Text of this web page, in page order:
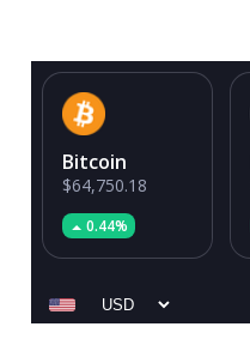
Bitcoin
$64,750.18
0.44%